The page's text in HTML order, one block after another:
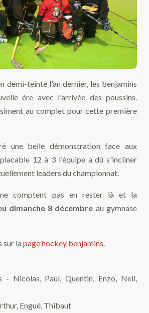
demi-teinte l'an dernier, les benjamins
ère avec l'arrivée des poussins.
au complet pour cette première
une belle démonstration face aux
12 à 3 l'équipe a dû s'incliner
leaders du championnat.
comptent pas en rester là et la
dimanche 8 décembre au gymnase
sur la page hockey benjamins
- Nicolas, Paul, Quentin, Enzo, Neil,
Engué, Thibaut